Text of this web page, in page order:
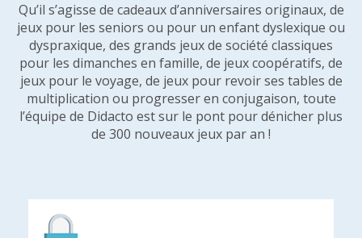
Qu’il s’agisse de cadeaux d’anniversaires originaux, de
jeux pour les seniors ou pour un enfant dyslexique ou
dyspraxique, des grands jeux de société classiques
pour les dimanches en famille, de jeux coopératifs, de
jeux pour le voyage, de jeux pour revoir ses tables de
multiplication ou progresser en conjugaison, toute
l’équipe de Didacto est sur le pont pour dénicher plus
de 300 nouveaux jeux par an !